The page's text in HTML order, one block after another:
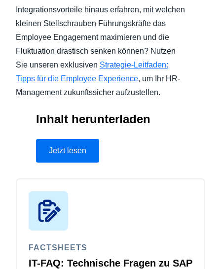
Integrationsvorteile hinaus erfahren, mit welchen
kleinen Stellschrauben Führungskräfte das
Employee Engagement maximieren und die
Fluktuation drastisch senken können? Nutzen
Sie unseren exklusiven Strategie-Leitfaden:
Tipps für die Employee Experience, um Ihr HR-
Management zukunftssicher aufzustellen.
Inhalt herunterladen
Jetzt lesen
FACTSHEETS
IT-FAQ: Technische Fragen zu SAP